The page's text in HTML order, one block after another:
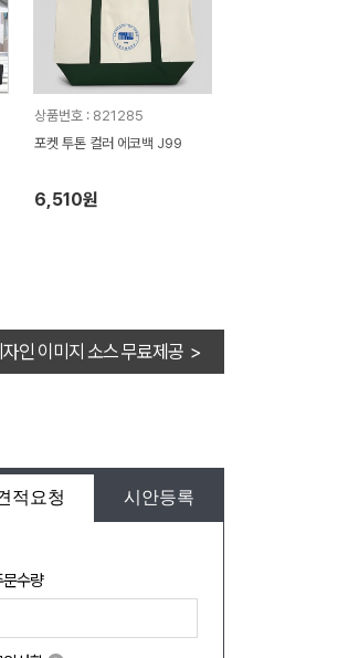
상품번호 : 821285
포켓 투톤 컬러 에코백 J99
6,510원
자인 이미지 소스 무료제공 >
적요청 시안등록
문수량